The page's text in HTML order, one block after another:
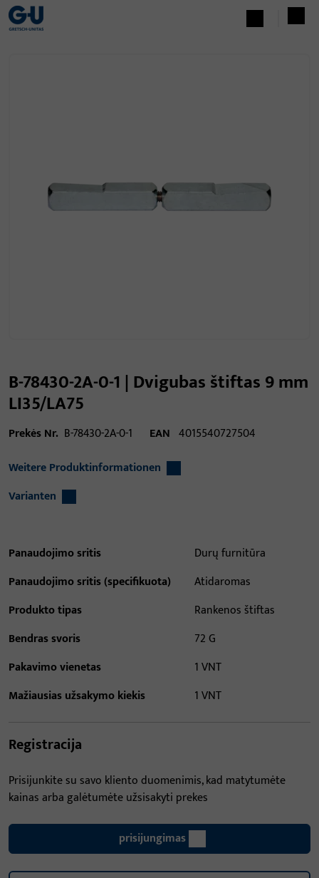
B-78430-2A-0-1 | Dvigubas štiftas 9 mm
LI35/LA75
Prekės Nr. B-78430-2A-0-1 EAN 4015540727504
Weitere Produktinformationen
Varianten
Panaudojimo sritis
Durų furnitūra
Panaudojimo sritis (specifikuota)
Atidaromas
Produkto tipas
Rankenos štiftas
Bendras svoris
72 G
Pakavimo vienetas
1 VNT
Mažiausias užsakymo kiekis
1 VNT
Registracija
Prisijunkite su savo kliento duomenimis, kad matytumėte
kainas arba galėtumėte užsisakyti prekes
prisijungimas